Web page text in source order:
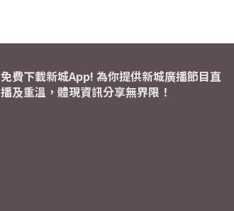
免費下載新城App! 為你提供新城廣播節目直
播及重溫，體現資訊分享無界限！